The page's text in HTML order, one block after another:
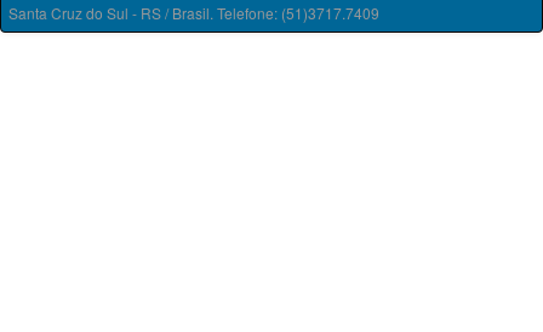
Santa Cruz do Sul - RS / Brasil. Telefone: (51)3717.7409